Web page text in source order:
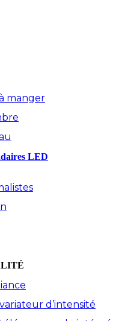
manger
LED
d’intensité